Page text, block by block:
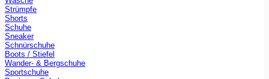
Strümpfe
Shorts
Schuhe
Sneaker
Schnürschuhe
Boots / Stiefel
Wander- & Bergschuhe
Sportschuhe